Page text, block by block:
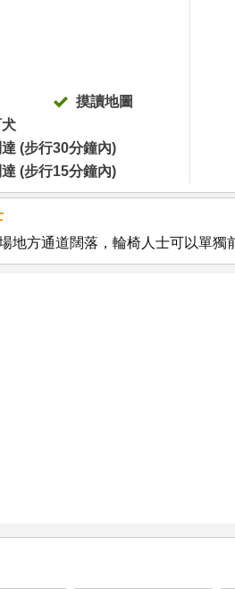
摸讀地圖
(步行30分鐘內)
(步行15分鐘內)
地方通道闊落，輪椅人士可以單獨